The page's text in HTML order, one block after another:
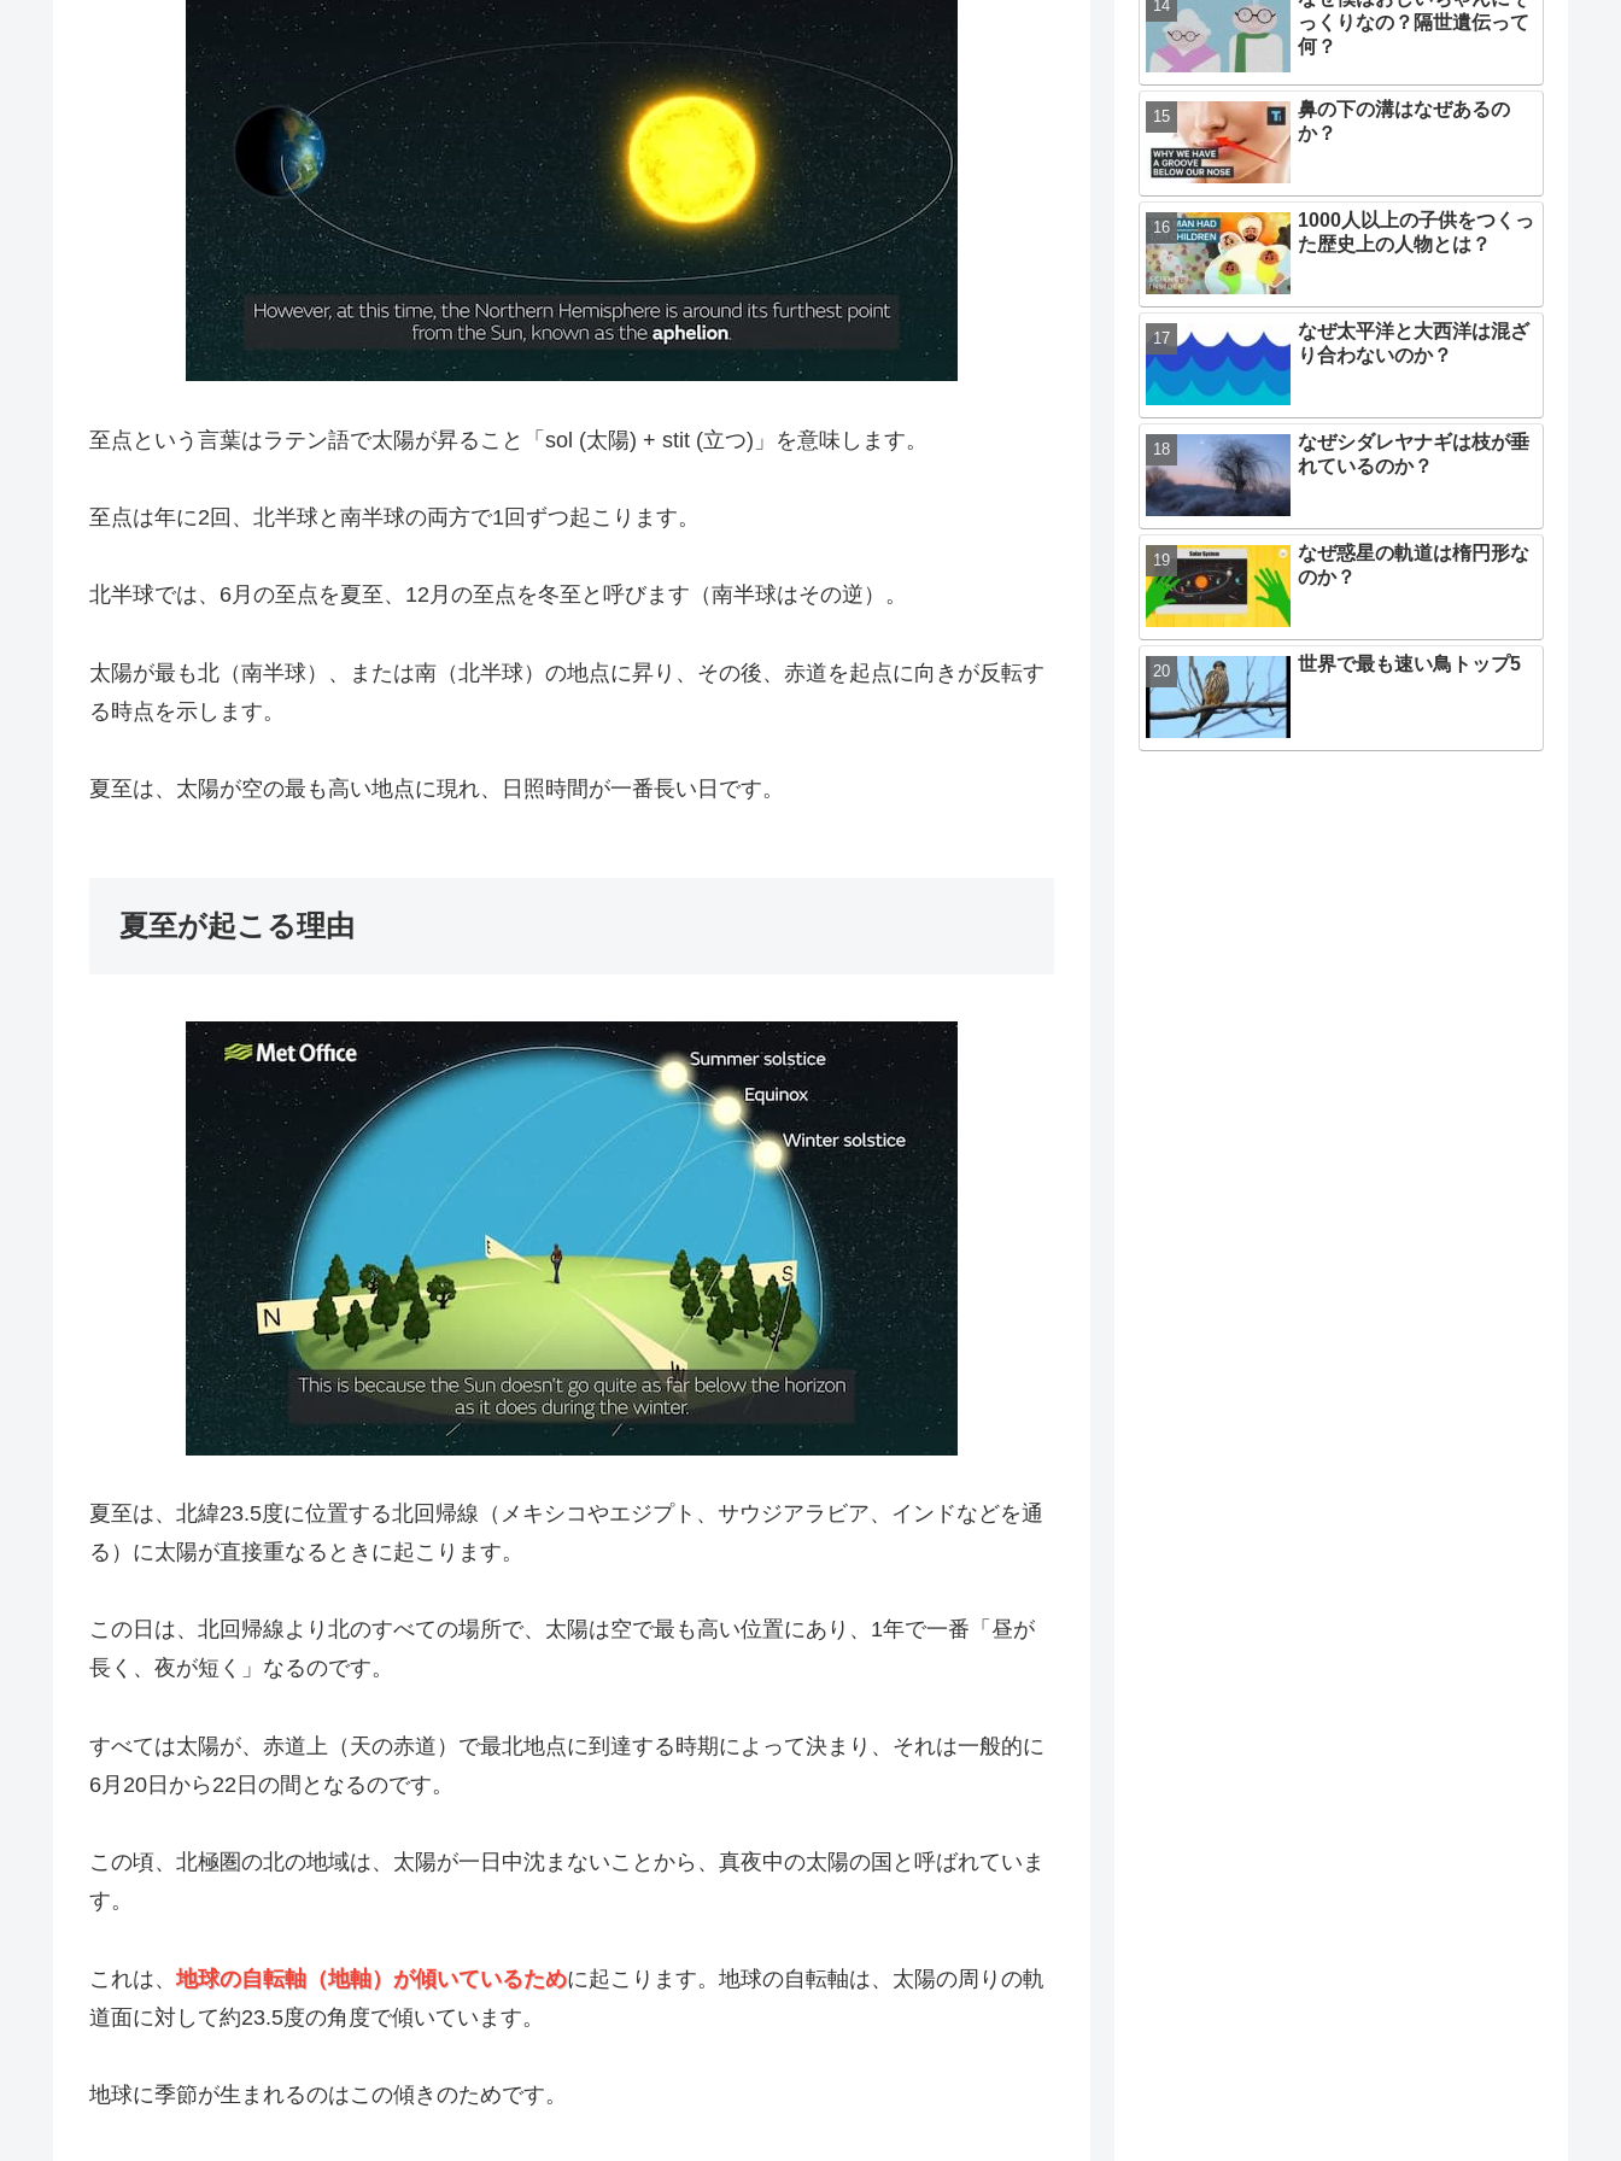
至点という言葉はラテン語で太陽が昇ること「sol (太陽) + stit (立つ)」を意味します。
至点は年に2回、北半球と南半球の両方で1回ずつ起こります。
北半球では、6月の至点を夏至、12月の至点を冬至と呼びます（南半球はその逆）。
太陽が最も北（南半球）、または南（北半球）の地点に昇り、その後、赤道を起点に向きが反転す
る時点を示します。
夏至は、太陽が空の最も高い地点に現れ、日照時間が一番長い日です。
夏至が起こる理由
夏至は、北緯23.5度に位置する北回帰線（メキシコやエジプト、サウジアラビア、インドなどを通
る）に太陽が直接重なるときに起こります。
この日は、北回帰線より北のすべての場所で、太陽は空で最も高い位置にあり、1年で一番「昼が
長く、夜が短く」なるのです。
すべては太陽が、赤道上（天の赤道）で最北地点に到達する時期によって決まり、それは一般的に
6月20日から22日の間となるのです。
この頃、北極圏の北の地域は、太陽が一日中沈まないことから、真夜中の太陽の国と呼ばれていま
す。
これは、地球の自転軸（地軸）が傾いているために起こります。地球の自転軸は、太陽の周りの軌
道面に対して約23.5度の角度で傾いています。
地球に季節が生まれるのはこの傾きのためです。
っくりなの？隔世遺伝って
何？
鼻の下の溝はなぜあるの
か？
1000人以上の子供をつくっ
た歴史上の人物とは？
なぜ太平洋と大西洋は混ざ
り合わないのか？
なぜシダレヤナギは枝が垂
れているのか？
なぜ惑星の軌道は楕円形な
のか？
世界で最も速い鳥トップ5